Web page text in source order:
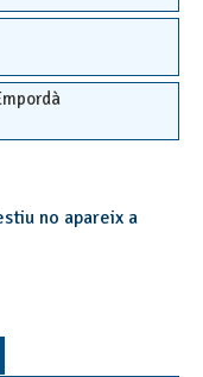
no apareix a